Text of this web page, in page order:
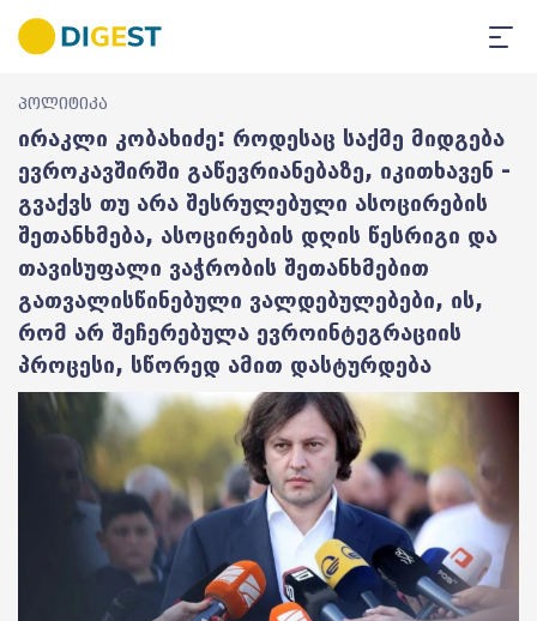
პოლიტიკა
ირაკლი კობახიძე: როდესაც საქმე მიდგება
ევროკავშირში გაწევრიანებაზე, იკითხავენ -
გვაქვს თუ არა შესრულებული ასოცირების
შეთანხმება, ასოცირების დღის წესრიგი და
თავისუფალი ვაჭრობის შეთანხმებით
გათვალისწინებული ვალდებულებები, ის,
რომ არ შეჩერებულა ევროინტეგრაციის
პროცესი, სწორედ ამით დასტურდება